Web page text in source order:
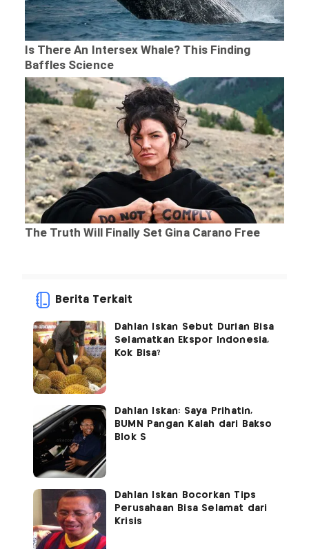
Berita Terkait
Dahlan Iskan Sebut Durian Bisa
Selamatkan Ekspor Indonesia,
Kok Bisa?
Dahlan Iskan: Saya Prihatin,
BUMN Pangan Kalah dari Bakso
Blok S
Dahlan Iskan Bocorkan Tips
Perusahaan Bisa Selamat dari
Krisis